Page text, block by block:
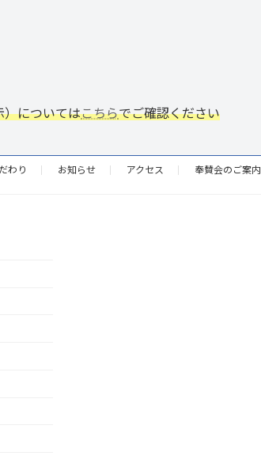
）についてはこちらでご確認ください
わり お知らせ アクセス
奉賛会のご案内